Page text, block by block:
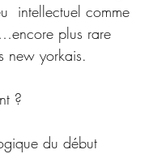
intellectuel comme
plus rare
new yorkais.
?
du début